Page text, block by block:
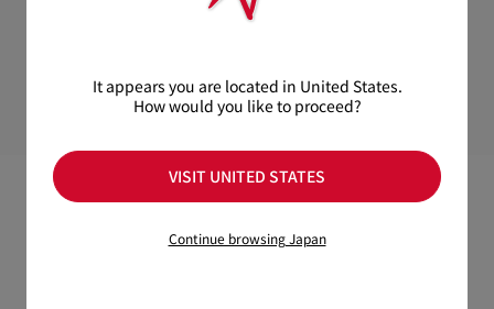
It appears you are located in United States.
How would you like to proceed?
VISIT UNITED STATES
Continue browsing Japan